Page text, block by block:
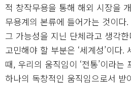
적 창작무용을 통해 해외 시장을
무용계의 본류에 들어가는 것이다
그 가능성을 지닌 단체라고 생각
고민해야 할 부분은 ‘세계성’이다.
때, 우리의 움직임이 ‘전통’이라는
하나의 독창적인 움직임으로서 받